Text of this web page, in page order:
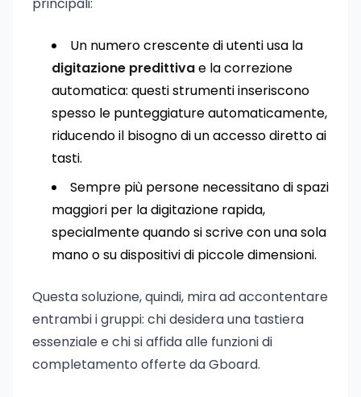
Un numero crescente di utenti usa la
digitazione predittivae la correzione
automatica: questi strumenti inseriscono
spesso le punteggiature automaticamente,
riducendo il bisogno di un accesso diretto ai
tasti.
Sempre più persone necessitano di spazi
maggiori per la digitazione rapida,
specialmente quando si scrive con una sola
mano o su dispositivi di piccole dimensioni.
Questa soluzione, quindi, mira ad accontentare
entrambi i gruppi: chi desidera una tastiera
essenziale e chi si affida alle funzioni di
completamento offerte da Gboard.